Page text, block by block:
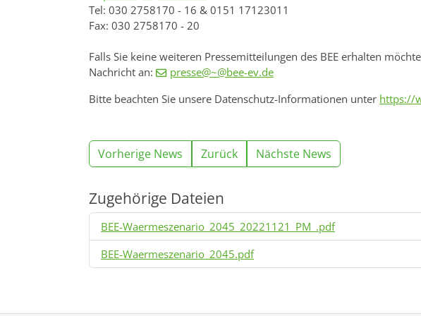
Tel: 030 2758170 - 16 & 0151 17123011
Fax: 030 2758170 - 20
Falls Sie keine weiteren Pressemitteilungen des BEE erhalten
Nachricht an:
presse@~@bee-ev.de
Bitte beachten Sie unsere Datenschutz-Informationen unter https://
Vorherige News Zurück Nächste News
Zugehörige Dateien
BEE-Waermeszenario_2045_20221121_PM_.pdf
BEE-Waermeszenario_2045.pdf